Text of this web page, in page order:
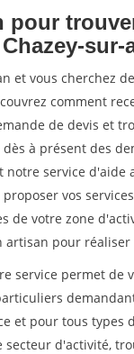
pour
sur-
et vous cherchez
comment
de devis et
à présent des
notre service d'aide
vos
de votre zone
artisan pour réaliser
service permet de
et pour tous types
secteur d'activité,